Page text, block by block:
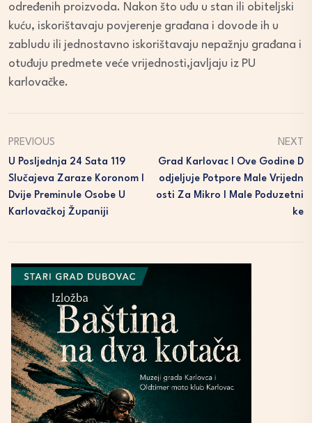
određenih proizvoda. Nakon što uđu u stan ili obiteljski
kuću, iskorištavaju povjerenje građana i dovode ih u
zabludu ili jednostavno iskorištavaju nepažnju građana i
otuđuju predmete veće vrijednosti,javljaju iz PU
karlovačke.
PREVIOUS
U Posljednja 24 Sata 119
Slučajeva Zaraze Koronom I
Dvije Preminule Osobe U
Karlovačkoj Županiji
NEXT
Grad Karlovac I Ove Godine D
Odjeljuje Potpore Male Vrijedn
Osti Za Mikro I Male Poduzetni
Ke